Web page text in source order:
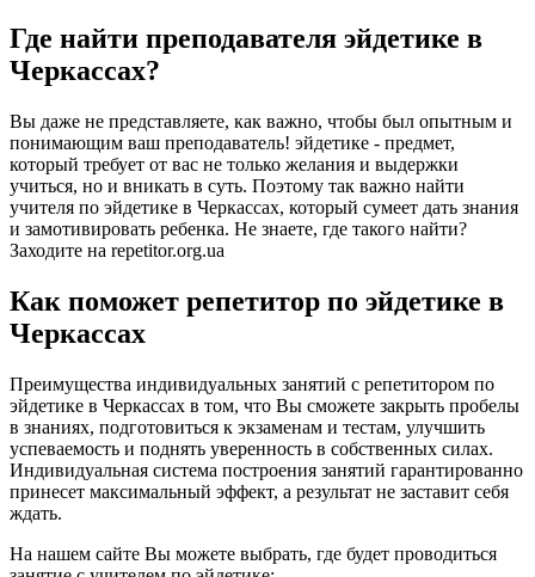
Где найти преподавателя эйдетике в
Черкассах?
Вы даже не представляете, как важно, чтобы был опытным и
понимающим ваш преподаватель! эйдетике - предмет,
который требует от вас не только желания и выдержки
учиться, но и вникать в суть. Поэтому так важно найти
учителя по эйдетике в Черкассах, который сумеет дать знания
и замотивировать ребенка. Не знаете, где такого найти?
Заходите на repetitor.org.ua
Как поможет репетитор по эйдетике в
Черкассах
Преимущества индивидуальных занятий с репетитором по
эйдетике в Черкассах в том, что Вы сможете закрыть пробелы
в знаниях, подготовиться к экзаменам и тестам, улучшить
успеваемость и поднять уверенность в собственных силах.
Индивидуальная система построения занятий гарантированно
принесет максимальный эффект, а результат не заставит себя
ждать.
На нашем сайте Вы можете выбрать, где будет проводиться